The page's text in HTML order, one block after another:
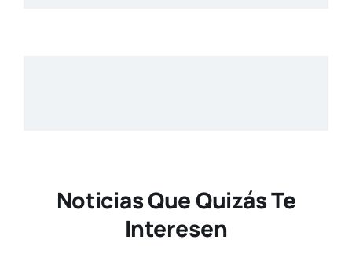
Noticias Que Quizás Te
Interesen